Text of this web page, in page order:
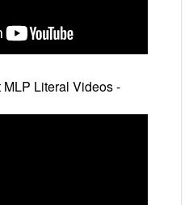
Literal Videos -